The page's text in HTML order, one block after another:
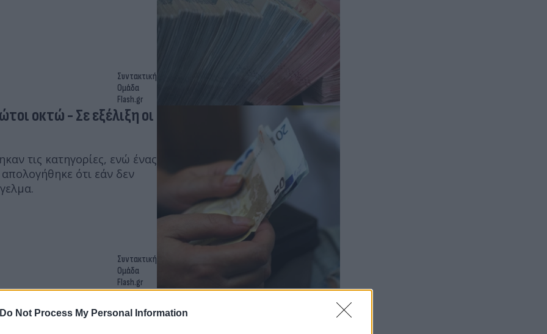
Do Not Process My Personal Information
Συντακτική
Ομάδα
Flash.gr
οκτώ - Σε εξέλιξη οι
τις κατηγορίες, ενώ ένας
ότι εάν δεν
Συντακτική
Ομάδα
Flash.gr
από τα